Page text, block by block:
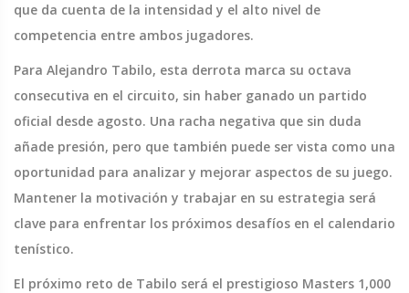
que da cuenta de la intensidad y el alto nivel de
competencia entre ambos jugadores.
Para Alejandro Tabilo, esta derrota marca su octava
consecutiva en el circuito, sin haber ganado un partido
oficial desde agosto. Una racha negativa que sin duda
añade presión, pero que también puede ser vista como una
oportunidad para analizar y mejorar aspectos de su juego.
Mantener la motivación y trabajar en su estrategia será
clave para enfrentar los próximos desafíos en el calendario
tenístico.
El próximo reto de Tabilo será el prestigioso Masters 1,000